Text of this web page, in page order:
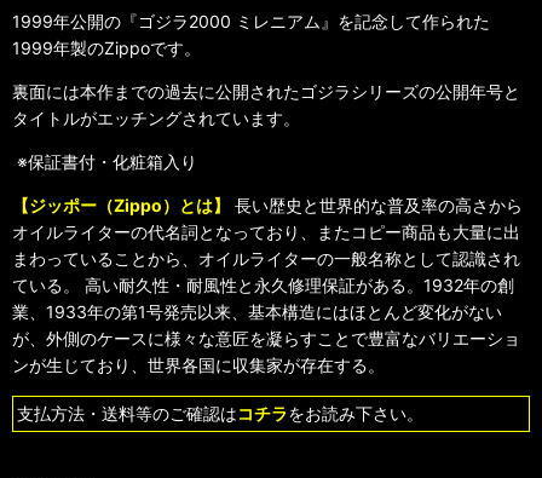
1999年公開の『ゴジラ2000 ミレニアム』を記念して作られた
1999年製のZippoです。
裏面には本作までの過去に公開されたゴジラシリーズの公開年号と
タイトルがエッチングされています。
※保証書付・化粧箱入り
【ジッポー（Zippo）とは】
長い歴史と世界的な普及率の高さから
オイルライターの代名詞となっており、またコピー商品も大量に出
まわっていることから、オイルライターの一般名称として認識され
ている。 高い耐久性・耐風性と永久修理保証がある。1932年の創
業、1933年の第1号発売以来、基本構造にはほとんど変化がない
が、外側のケースに様々な意匠を凝らすことで豊富なバリエーショ
ンが生じており、世界各国に収集家が存在する。
支払方法・送料等のご確認はコチラをお読み下さい。